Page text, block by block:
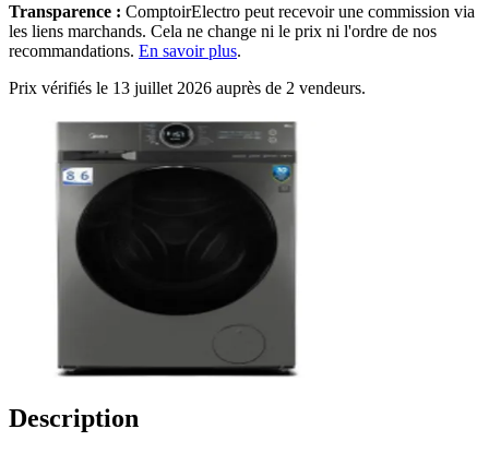
Transparence : ComptoirElectro peut recevoir une commission via
les liens marchands. Cela ne change ni le prix ni l'ordre de nos
recommandations. En savoir plus.
Prix vérifiés le 13 juillet 2026 auprès de 2 vendeurs.
Description